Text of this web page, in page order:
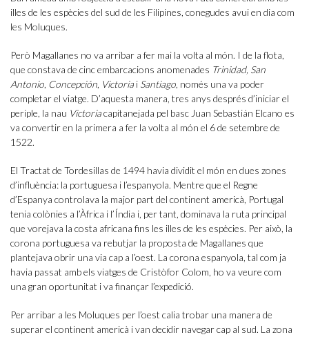
illes de les espècies del sud de les Filipines, conegudes avui en dia com
les Moluques.
Però Magallanes no va arribar a fer mai la volta al món. I de la flota,
que constava de cinc embarcacions anomenades Trinidad, San
Antonio, Concepción, Victoria i Santiago, només una va poder
completar el viatge. D’aquesta manera, tres anys després d’iniciar el
periple, la nau Victoriacapitanejada pel basc Juan Sebastián Elcano es
va convertir en la primera a fer la volta al món el 6 de setembre de
1522.
El Tractat de Tordesillas de 1494 havia dividit el món en dues zones
d’influència: la portuguesa i l’espanyola. Mentre que el Regne
d’Espanya controlava la major part del continent americà, Portugal
tenia colònies a l’Àfrica i l’Índia i, per tant, dominava la ruta principal
que vorejava la costa africana fins les illes de les espècies. Per això, la
corona portuguesa va rebutjar la proposta de Magallanes que
plantejava obrir una via cap a l’oest. La corona espanyola, tal com ja
havia passat amb els viatges de Cristòfor Colom, ho va veure com
una gran oportunitat i va finançar l’expedició.
Per arribar a les Moluques per l’oest calia trobar una manera de
superar el continent americà i van decidir navegar cap al sud. La zona